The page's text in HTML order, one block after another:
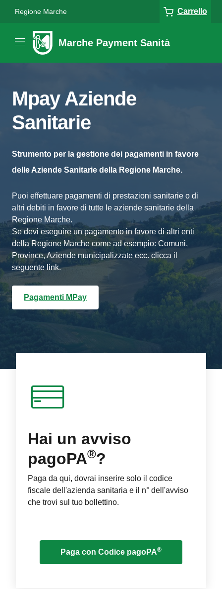
Regione Marche Carrello
Marche Payment Sanità
Mpay Aziende
Sanitarie
Strumento per la gestione dei pagamenti in favore
delle Aziende Sanitarie della Regione Marche.
Puoi effettuare pagamenti di prestazioni sanitarie o di
altri debiti in favore di tutte le aziende sanitarie della
Regione Marche.
Se devi eseguire un pagamento in favore di altri enti
della Regione Marche come ad esempio: Comuni,
Province, Aziende municipalizzate ecc. clicca il
seguente link.
Pagamenti MPay
Hai un avviso
pagoPA®?
Paga da qui, dovrai inserire solo il codice
fiscale dell'azienda sanitaria e il n° dell'avviso
che trovi sul tuo bollettino.
Paga con Codice pagoPA®